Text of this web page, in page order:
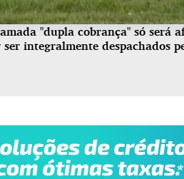
"dupla cobrança" só será
integralmente despachados